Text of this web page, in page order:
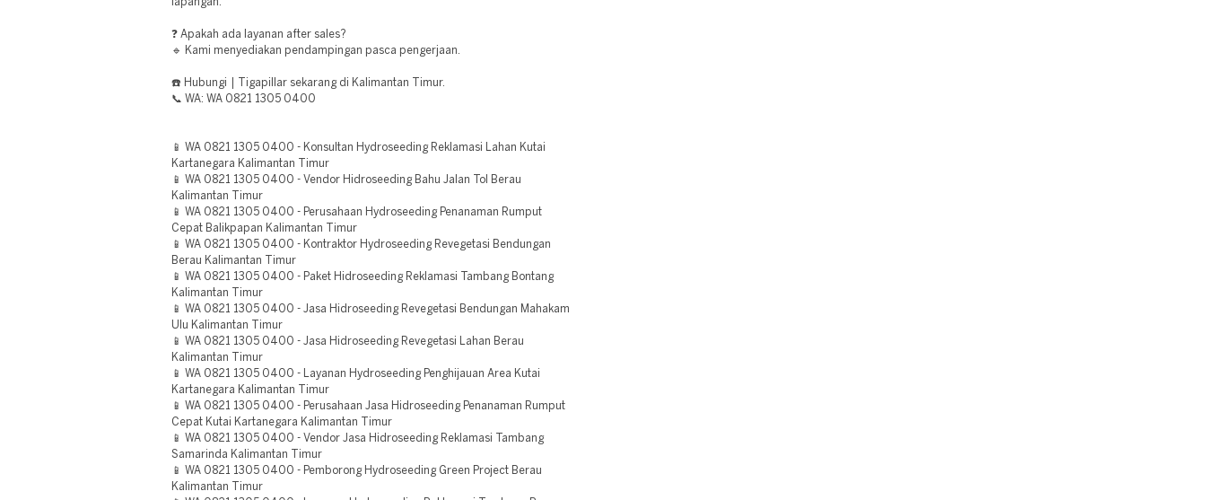
lapangan.
❓ Apakah ada layanan after sales?
🔹 Kami menyediakan pendampingan pasca pengerjaan.
☎️ Hubungi | Tigapillar sekarang di Kalimantan Timur.
📞 WA: WA 0821 1305 0400
📱 WA 0821 1305 0400 - Konsultan Hydroseeding Reklamasi Lahan Kutai
Kartanegara Kalimantan Timur
📱 WA 0821 1305 0400 - Vendor Hidroseeding Bahu Jalan Tol Berau
Kalimantan Timur
📱 WA 0821 1305 0400 - Perusahaan Hydroseeding Penanaman Rumput
Cepat Balikpapan Kalimantan Timur
📱 WA 0821 1305 0400 - Kontraktor Hydroseeding Revegetasi Bendungan
Berau Kalimantan Timur
📱 WA 0821 1305 0400 - Paket Hidroseeding Reklamasi Tambang Bontang
Kalimantan Timur
📱 WA 0821 1305 0400 - Jasa Hidroseeding Revegetasi Bendungan Mahakam
Ulu Kalimantan Timur
📱 WA 0821 1305 0400 - Jasa Hidroseeding Revegetasi Lahan Berau
Kalimantan Timur
📱 WA 0821 1305 0400 - Layanan Hydroseeding Penghijauan Area Kutai
Kartanegara Kalimantan Timur
📱 WA 0821 1305 0400 - Perusahaan Jasa Hidroseeding Penanaman Rumput
Cepat Kutai Kartanegara Kalimantan Timur
📱 WA 0821 1305 0400 - Vendor Jasa Hidroseeding Reklamasi Tambang
Samarinda Kalimantan Timur
📱 WA 0821 1305 0400 - Pemborong Hydroseeding Green Project Berau
Kalimantan Timur